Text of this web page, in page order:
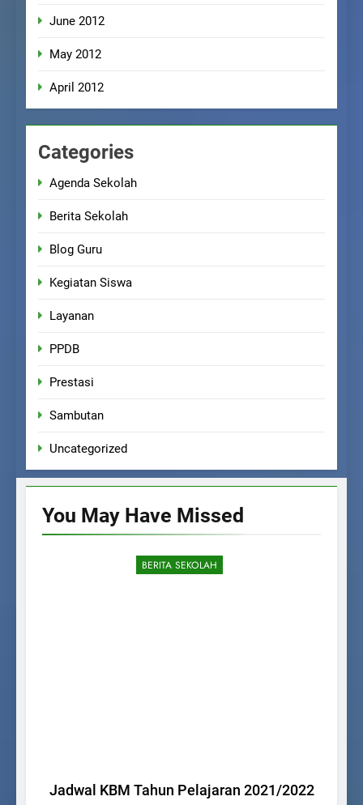
June 2012
May 2012
April 2012
Categories
Agenda Sekolah
Berita Sekolah
Blog Guru
Kegiatan Siswa
Layanan
PPDB
Prestasi
Sambutan
Uncategorized
You May Have Missed
BERITA SEKOLAH
Jadwal KBM Tahun Pelajaran 2021/2022